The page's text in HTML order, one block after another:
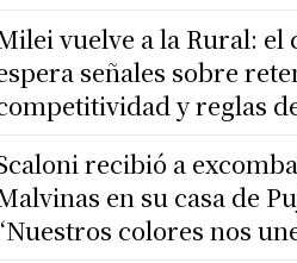
vuelve a la Rural: el
señales sobre
y reglas
recibió a
en su casa de
colores nos